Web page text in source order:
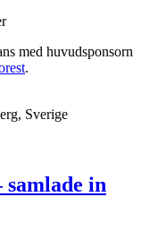
med huvudsponsorn
.
Sverige
samlade in